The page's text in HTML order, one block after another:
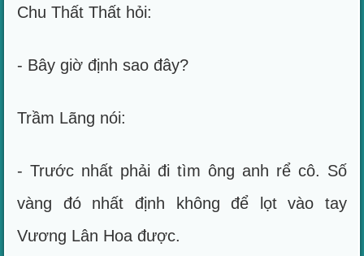
Chu Thất Thất hỏi:
- Bây giờ định sao đây?
Trầm Lãng nói:
- Trước nhất phải đi tìm ông anh rể cô. Số
vàng đó nhất định không để lọt vào tay
Vương Lân Hoa được.